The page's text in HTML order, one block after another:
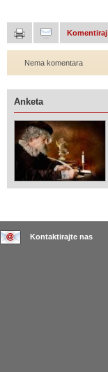
Komentiraj
Nema komentara
Anketa
Kontaktirajte nas